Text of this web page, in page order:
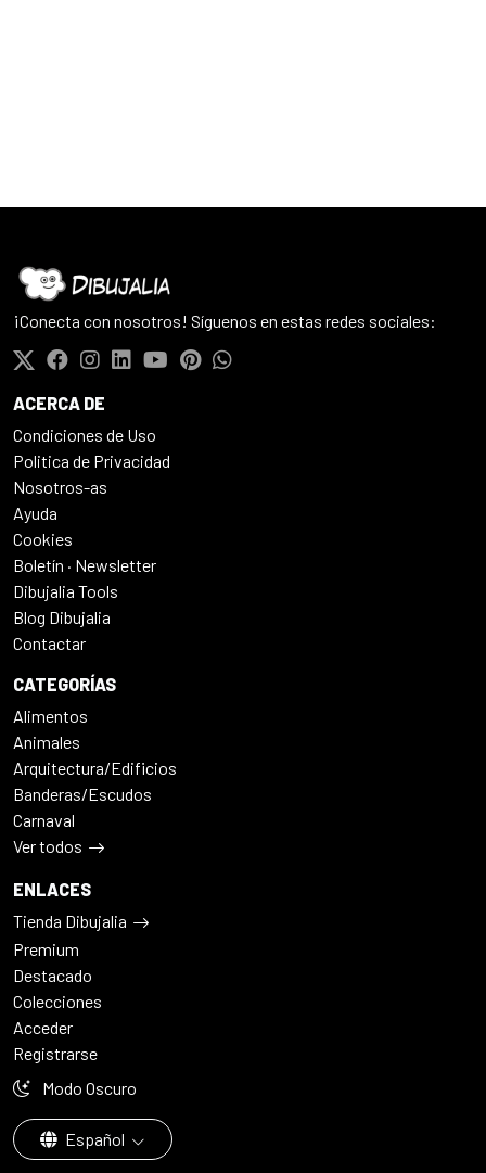
¡Conecta con nosotros! Síguenos en estas redes sociales:
ACERCA DE
Condiciones de Uso
Politica de Privacidad
Nosotros-as
Ayuda
Cookies
Boletín · Newsletter
Dibujalia Tools
Blog Dibujalia
Contactar
CATEGORÍAS
Alimentos
Animales
Arquitectura/Edificios
Banderas/Escudos
Carnaval
Ver todos
ENLACES
Tienda Dibujalia
Premium
Destacado
Colecciones
Acceder
Registrarse
Modo Oscuro
Español